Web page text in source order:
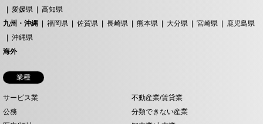
愛媛県
高知県
九州・沖縄
福岡県 佐賀県 長崎県 熊本県 大分県 宮崎県
鹿児島県
沖縄県
海外
業種
サービス業
不動産業/賃貸業
公務
分類できない産業